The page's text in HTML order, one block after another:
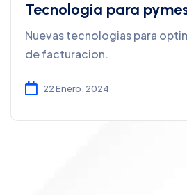
Tecnologia para
Nuevas tecnologias para
de facturacion.
22 Enero, 2024